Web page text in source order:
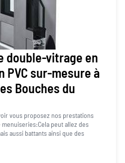
double-vitrage en
PVC sur-mesure à
Bouches du
vous proposez nos prestations
peut allez des
aussi battants ainsi que des